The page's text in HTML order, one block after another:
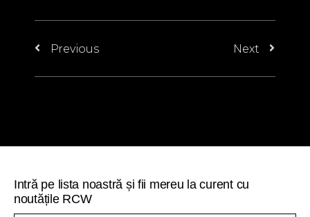
Previous Next
Intră pe lista noastră și fii mereu la curent cu
noutățile RCW